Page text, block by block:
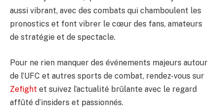
aussi vibrant, avec des combats qui chamboulent les
pronostics et font vibrer le cœur des fans, amateurs
de stratégie et de spectacle.
Pour ne rien manquer des événements majeurs autour
de l’UFC et autres sports de combat, rendez-vous sur
Zefight et suivez l’actualité brûlante avec le regard
affûté d’insiders et passionnés.